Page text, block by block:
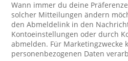
Wann immer du deine
solcher Mitteilungen ändern
den Abmeldelink in den
Kontoeinstellungen oder durch
abmelden. Für Marketingzwecke
personenbezogenen Daten